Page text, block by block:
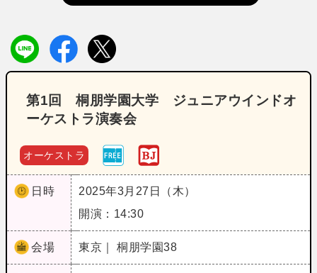
第1回 桐朋学園大学 ジュニアウインドオ
ーケストラ演奏会
オーケストラ
日時
2025年3月27日（木）
開演：14:30
会場 東京｜ 桐朋学園38